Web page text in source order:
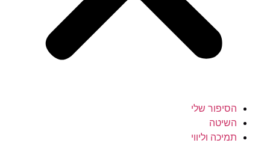
הסיפור שלי
השיטה
תמיכה וליווי